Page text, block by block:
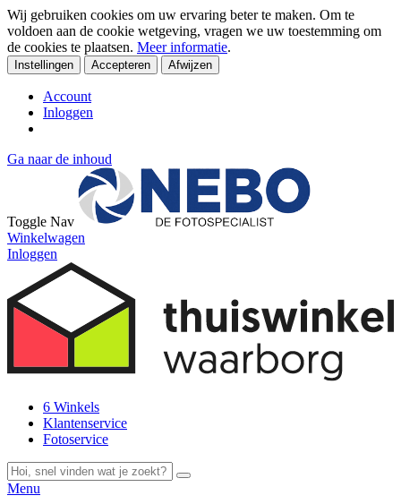
Wij gebruiken cookies om uw ervaring beter te maken. Om te
voldoen aan de cookie wetgeving, vragen we uw toestemming om
de cookies te plaatsen. Meer informatie.
Instellingen Accepteren Afwijzen
Account
Inloggen
Ga naar de inhoud
Toggle Nav
Winkelwagen
Inloggen
6 Winkels
Klantenservice
Fotoservice
Menu